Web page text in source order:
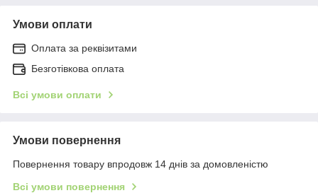
Умови оплати
Оплата за реквізитами
Безготівкова оплата
Всі умови оплати
Умови повернення
Повернення товару впродовж 14 днів за домовленістю
Всі умови повернення